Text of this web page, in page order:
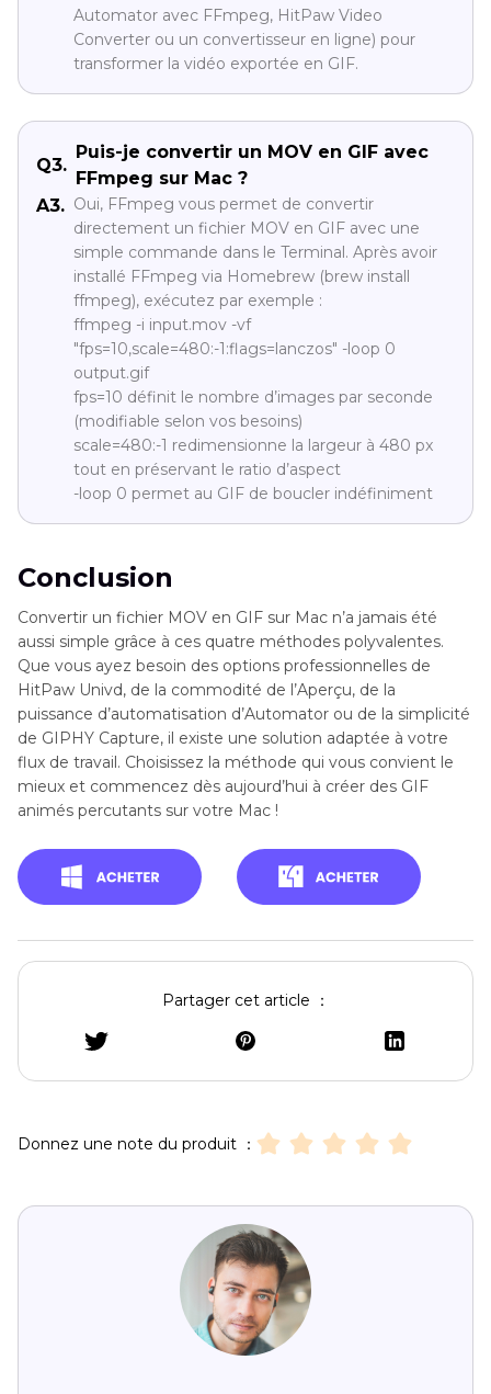
Automator avec FFmpeg, HitPaw Video
Converter ou un convertisseur en ligne) pour
transformer la vidéo exportée en GIF.
Q3.
Puis-je convertir un MOV en GIF avec
FFmpeg sur Mac ?
A3. Oui, FFmpeg vous permet de convertir
directement un fichier MOV en GIF avec une
simple commande dans le Terminal. Après avoir
installé FFmpeg via Homebrew (brew install
ffmpeg), exécutez par exemple :
ffmpeg -i input.mov -vf
"fps=10,scale=480:-1:flags=lanczos" -loop 0
output.gif
fps=10 définit le nombre d’images par seconde
(modifiable selon vos besoins)
scale=480:-1 redimensionne la largeur à 480 px
tout en préservant le ratio d’aspect
-loop 0 permet au GIF de boucler indéfiniment
Conclusion
Convertir un fichier MOV en GIF sur Mac n’a jamais été
aussi simple grâce à ces quatre méthodes polyvalentes.
Que vous ayez besoin des options professionnelles de
HitPaw Univd, de la commodité de l’Aperçu, de la
puissance d’automatisation d’Automator ou de la simplicité
de GIPHY Capture, il existe une solution adaptée à votre
flux de travail. Choisissez la méthode qui vous convient le
mieux et commencez dès aujourd’hui à créer des GIF
animés percutants sur votre Mac !
Partager cet article ：
Donnez une note du produit ：